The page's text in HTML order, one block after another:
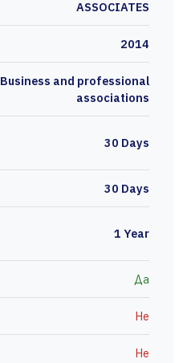
ASSOCIATES
2014
Business and professional
associations
30 Days
30 Days
1 Year
Да
Не
Не